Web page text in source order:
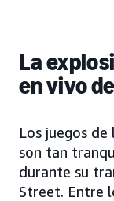
La
en vivo
Los juegos
son tan
durante su
Street. Entre